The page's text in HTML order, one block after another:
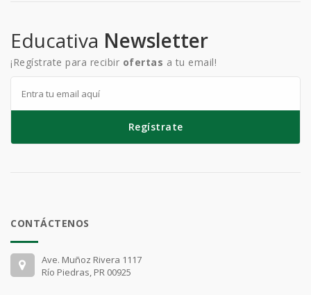
Educativa Newsletter
¡Regístrate para recibir ofertas a tu email!
Regístrate
CONTÁCTENOS
Ave. Muñoz Rivera 1117
Río Piedras, PR 00925